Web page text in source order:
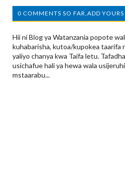
0 COMMENTS SO FAR,ADD YOURS
Hii ni Blog ya Watanzania popote
kuhabarisha, kutoa/kupokea taarifa
yaliyo chanya kwa Taifa letu.
usichafue hali ya hewa wala
mstaarabu...